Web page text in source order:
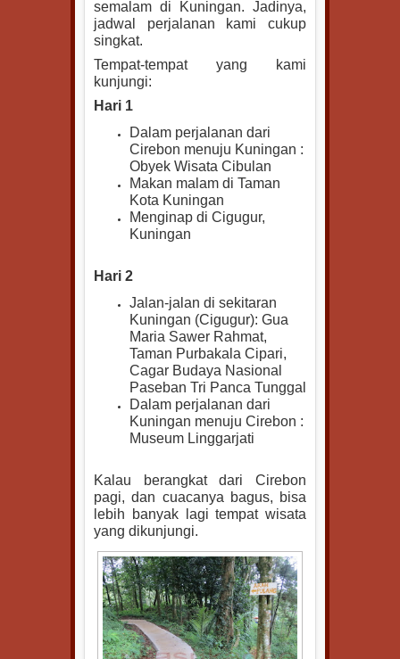
semalam di Kuningan. Jadinya,
jadwal perjalanan kami cukup
singkat.
Tempat-tempat yang kami
kunjungi:
Hari 1
Dalam perjalanan dari
Cirebon menuju Kuningan :
Obyek Wisata Cibulan
Makan malam di Taman
Kota Kuningan
Menginap di Cigugur,
Kuningan
Hari 2
Jalan-jalan di sekitaran
Kuningan (Cigugur): Gua
Maria Sawer Rahmat,
Taman Purbakala Cipari,
Cagar Budaya Nasional
Paseban Tri Panca Tunggal
Dalam perjalanan dari
Kuningan menuju Cirebon :
Museum Linggarjati
Kalau berangkat dari Cirebon
pagi, dan cuacanya bagus, bisa
lebih banyak lagi tempat wisata
yang dikunjungi.